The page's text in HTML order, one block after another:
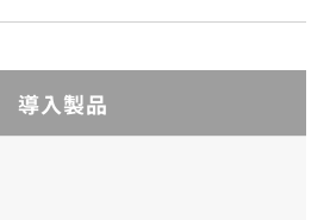
導入製品